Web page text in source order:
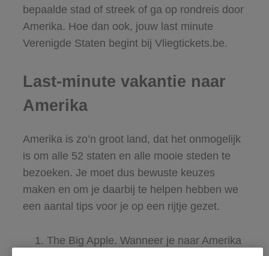
bepaalde stad of streek of ga op rondreis door
Amerika. Hoe dan ook, jouw last minute
Verenigde Staten begint bij Vliegtickets.be.
Last-minute vakantie naar
Amerika
Amerika is zo’n groot land, dat het onmogelijk
is om alle 52 staten en alle mooie steden te
bezoeken. Je moet dus bewuste keuzes
maken en om je daarbij te helpen hebben we
een aantal tips voor je op een rijtje gezet.
The Big Apple. Wanneer je naar Amerika